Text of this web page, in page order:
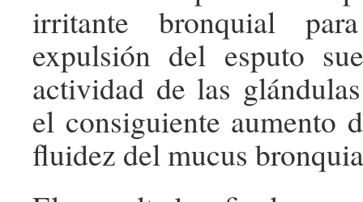
irritante bronquial
expulsión del esputo
actividad de las
el consiguiente aumento
fluidez del mucus